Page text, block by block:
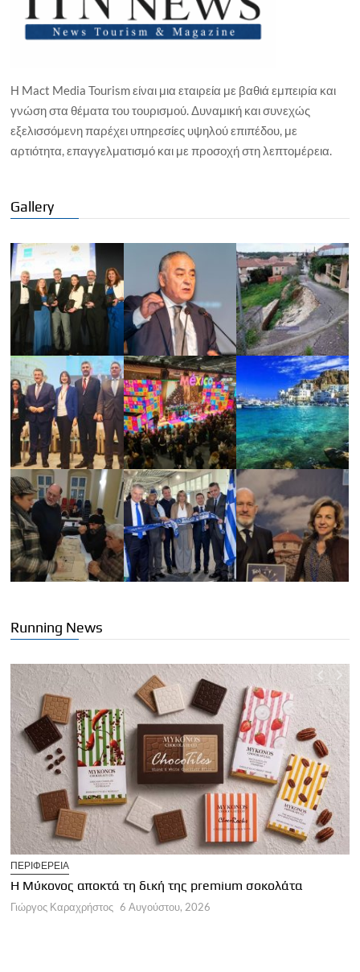
Η Mact Media Tourism είναι μια εταιρεία με βαθιά εμπειρία και
γνώση στα θέματα του τουρισμού. Δυναμική και συνεχώς
εξελισσόμενη παρέχει υπηρεσίες υψηλού επιπέδου, με
αρτιότητα, επαγγελματισμό και με προσοχή στη λεπτομέρεια.
Gallery
Running News
ΠΕΡΙΦΕΡΕΙΑ
Η Μύκονος αποκτά τη δική της premium σοκολάτα
Γιώργος Καραχρήστος 6 Αυγούστου, 2026